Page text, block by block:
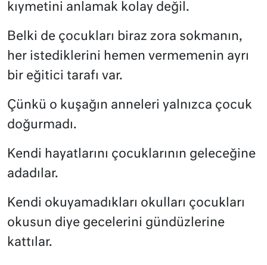
kıymetini anlamak kolay değil.
Belki de çocukları biraz zora sokmanın,
her istediklerini hemen vermemenin ayrı
bir eğitici tarafı var.
Çünkü o kuşağın anneleri yalnızca çocuk
doğurmadı.
Kendi hayatlarını çocuklarının geleceğine
adadılar.
Kendi okuyamadıkları okulları çocukları
okusun diye gecelerini gündüzlerine
kattılar.